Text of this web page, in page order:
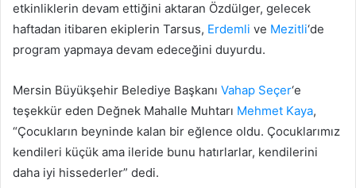
etkinliklerin devam ettiğini aktaran Özdülger, gelecek
haftadan itibaren ekiplerin Tarsus, Erdemli ve Mezitli‘de
program yapmaya devam edeceğini duyurdu.
Mersin Büyükşehir Belediye Başkanı Vahap Seçer‘e
teşekkür eden Değnek Mahalle Muhtarı Mehmet Kaya,
“Çocukların beyninde kalan bir eğlence oldu. Çocuklarımız
kendileri küçük ama ileride bunu hatırlarlar, kendilerini
daha iyi hissederler” dedi.